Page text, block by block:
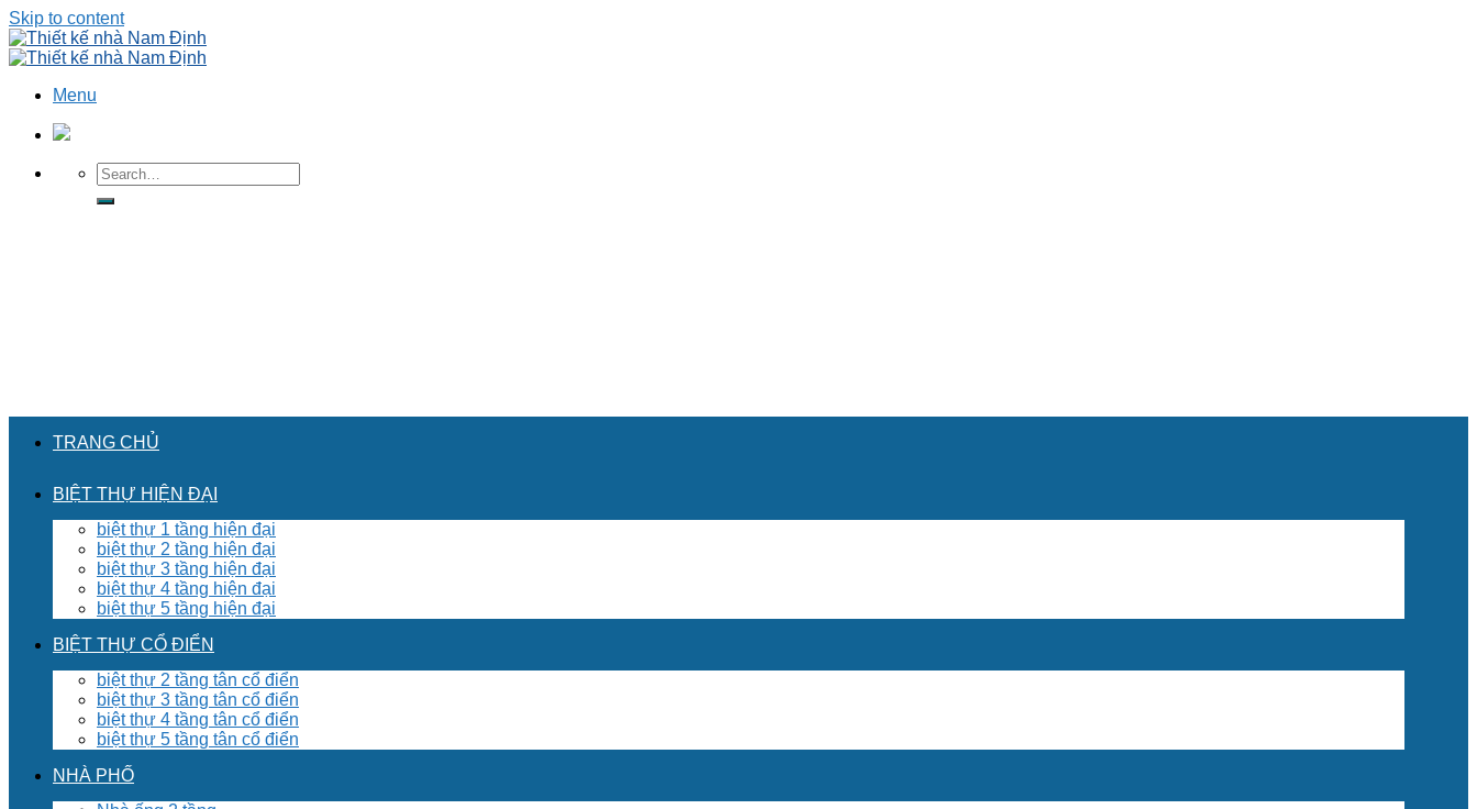
Skip to content
Menu
TRANG CHỦ
BIỆT THỰ HIỆN ĐẠI
biệt thự 1 tầng hiện đại
biệt thự 2 tầng hiện đại
biệt thự 3 tầng hiện đại
biệt thự 4 tầng hiện đại
biệt thự 5 tầng hiện đại
BIỆT THỰ CỔ ĐIỂN
biệt thự 2 tầng tân cổ điển
biệt thự 3 tầng tân cổ điển
biệt thự 4 tầng tân cổ điển
biệt thự 5 tầng tân cổ điển
NHÀ PHỐ